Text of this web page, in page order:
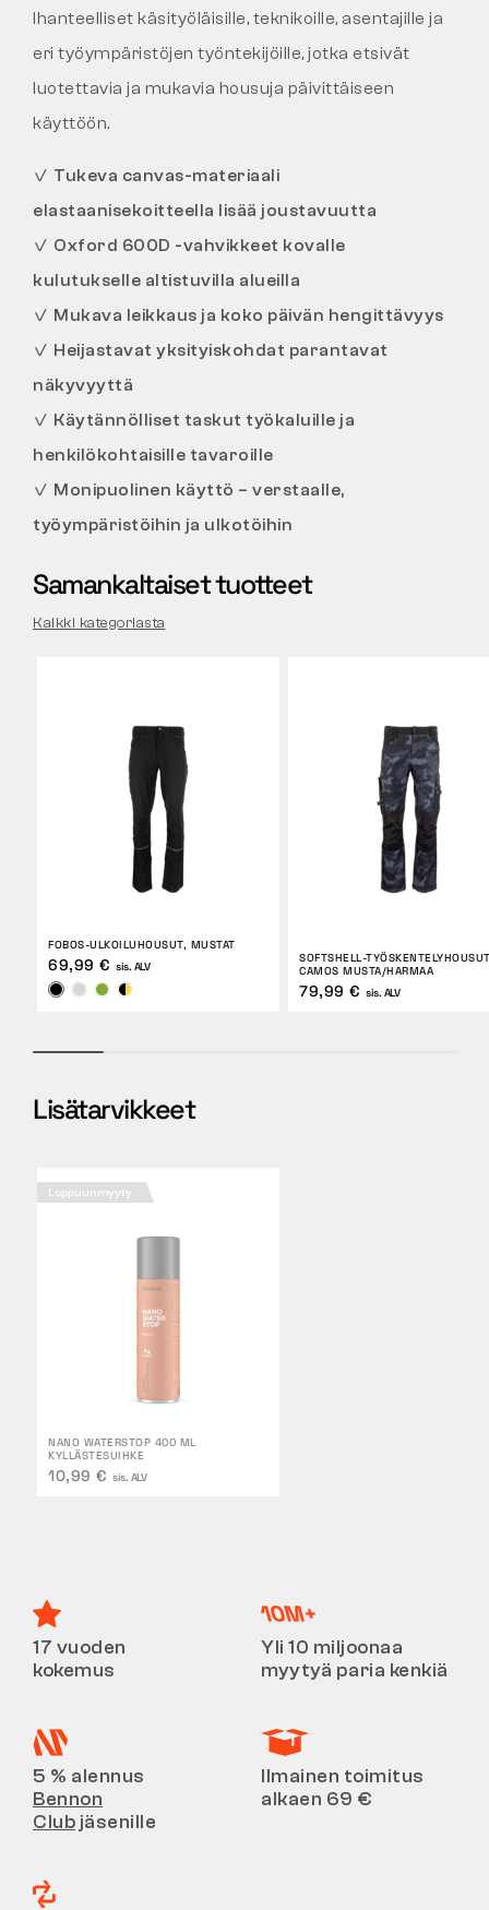
Ihanteelliset käsityöläisille, teknikoille, asentajille ja
eri työympäristöjen työntekijöille, jotka etsivät
luotettavia ja mukavia housuja päivittäiseen
käyttöön.
✓ Tukeva canvas-materiaali
elastaanisekoitteella lisää joustavuutta
✓ Oxford 600D -vahvikkeet kovalle
kulutukselle altistuvilla alueilla
✓ Mukava leikkaus ja koko päivän hengittävyys
✓ Heijastavat yksityiskohdat parantavat
näkyvyyttä
✓ Käytännölliset taskut työkaluille ja
henkilökohtaisille tavaroille
✓ Monipuolinen käyttö – verstaalle,
työympäristöihin ja ulkotöihin
Samankaltaiset tuotteet
Kaikki kategoriasta
FOBOS-ULKOILUHOUSUT, MUSTAT
69,99 € sis. ALV
SOFTSHELL-
CAMOS MUSTA/HARMAA
79,99 € sis. ALV
Lisätarvikkeet
Loppuunmyyty
NANO WATERSTOP 400 ML
KYLLÄSTESUIHKE
10,99 € sis. ALV
17 vuoden
kokemus
Yli 10 miljoonaa
myytyä paria kenkiä
5 % alennus
Bennon
Club jäsenille
Ilmainen toimitus
alkaen 69 €